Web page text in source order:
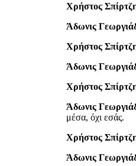
Χρήστος
Άδωνις
Χρήστος
Άδωνις
Χρήστος
Άδωνις
μέσα, όχι εσάς.
Χρήστος
Άδωνις